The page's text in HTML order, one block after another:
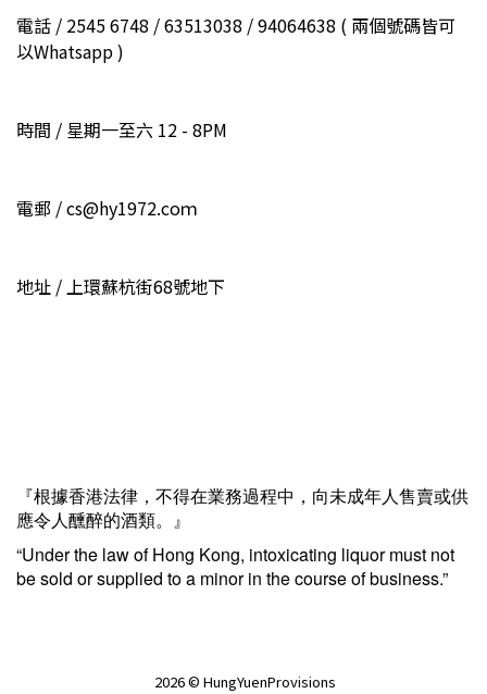
電話 / 2545 6748 / 63513038 / 94064638 ( 兩個號碼皆可
以Whatsapp )
時間 / 星期一至六 12 - 8PM
電郵 / cs@hy1972.coｍ
地址 / 上環蘇杭街68號地下
『根據香港法律，不得在業務過程中，向未成年人售賣或供
應令人醺醉的酒類。』
“Under the law of Hong Kong, intoxicating liquor must not
be sold or supplied to a minor in the course of business.”
2026 © HungYuenProvisions